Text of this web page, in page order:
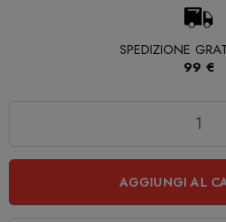
SPEDIZIONE
99 €
AGGIUNGI AL